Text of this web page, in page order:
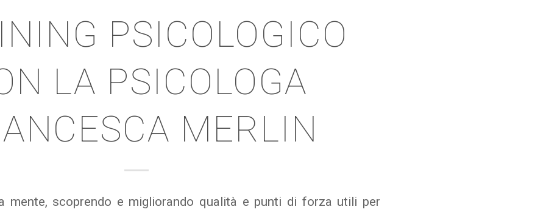
PSICOLOGICO
LA PSICOLOGA
MERLIN
mente, scoprendo e migliorando qualità e punti di forza utili per